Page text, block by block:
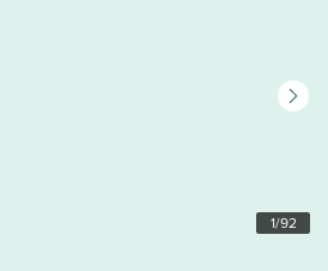
1/92